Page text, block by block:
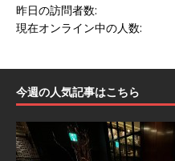
昨日の訪問者数:
現在オンライン中の人数:
今週の人気記事はこちら